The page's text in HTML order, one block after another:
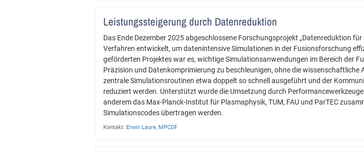
Leistungssteigerung durch Datenreduktion
Das Ende Dezember 2025 abgeschlossene Forschungsprojekt „Datenreduktion
Verfahren entwickelt, um datenintensive Simulationen in der Fusionsforschung
geförderten Projektes war es, wichtige Simulationsanwendungen im Bereich der
Präzision und Datenkomprimierung zu beschleunigen, ohne die
zentrale Simulationsroutinen etwa doppelt so schnell ausgeführt und der
reduziert werden. Unterstützt wurde die Umsetzung durch
anderem das Max-Planck-Institut für Plasmaphysik, TUM, FAU und ParTEC
Simulationscodes übertragen werden.
Kontakt: Erwin Laure MPCDF